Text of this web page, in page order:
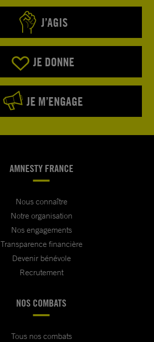
J’AGIS
JE DONNE
JE M’ENGAGE
AMNESTY FRANCE
Nous connaître
Notre organisation
Nos engagements
Transparence financière
Devenir bénévole
Recrutement
NOS COMBATS
Tous nos combats